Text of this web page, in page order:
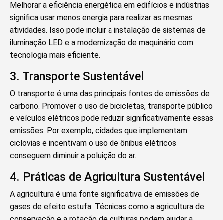
Melhorar a eficiência energética em edifícios e indústrias
significa usar menos energia para realizar as mesmas
atividades. Isso pode incluir a instalação de sistemas de
iluminação LED e a modernização de maquinário com
tecnologia mais eficiente.
3. Transporte Sustentável
O transporte é uma das principais fontes de emissões de
carbono. Promover o uso de bicicletas, transporte público
e veículos elétricos pode reduzir significativamente essas
emissões. Por exemplo, cidades que implementam
ciclovias e incentivam o uso de ônibus elétricos
conseguem diminuir a poluição do ar.
4. Práticas de Agricultura Sustentável
A agricultura é uma fonte significativa de emissões de
gases de efeito estufa. Técnicas como a agricultura de